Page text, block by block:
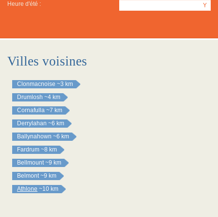
Heure d'été : Y
Villes voisines
Clonmacnoise ~3 km
Drumlosh ~4 km
Cornafulla ~7 km
Derrylahan ~6 km
Ballynahown ~6 km
Fardrum ~8 km
Bellmount ~9 km
Belmont ~9 km
Athlone ~10 km